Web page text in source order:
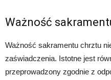
Ważność
Ważność sakramentu chrztu
zaświadczenia. Istotne jest
przeprowadzony zgodnie z